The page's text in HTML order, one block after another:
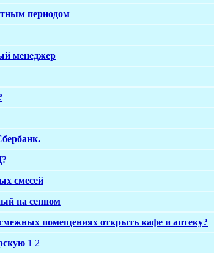
периодом
менеджер
смесей
на сенном
помещениях открыть кафе и аптеку?
1 2